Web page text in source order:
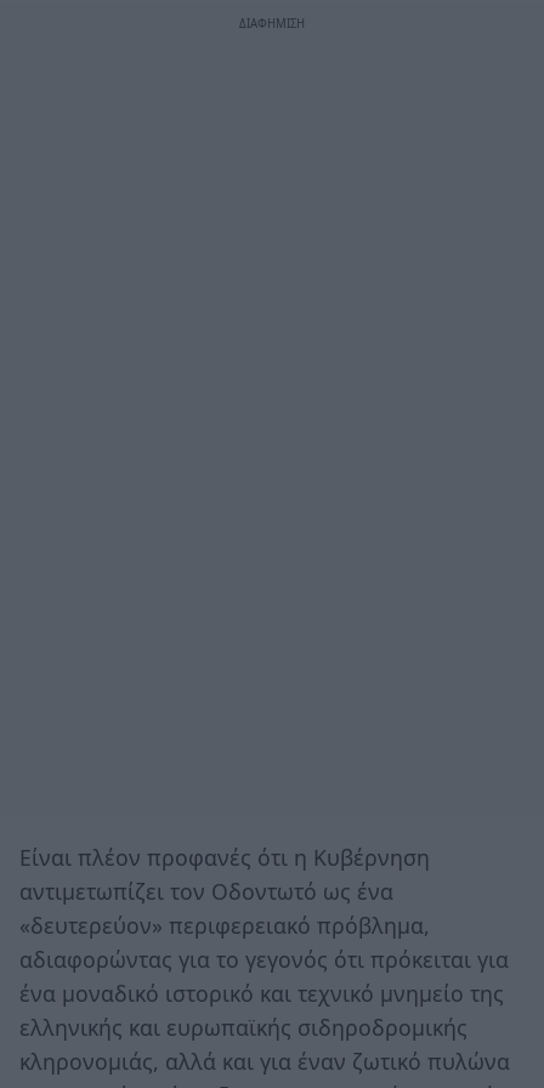
Είναι πλέον προφανές ότι η Κυβέρνηση
αντιμετωπίζει τον Οδοντωτό ως ένα
«δευτερεύον» περιφερειακό πρόβλημα,
αδιαφορώντας για το γεγονός ότι πρόκειται για
ένα μοναδικό ιστορικό και τεχνικό μνημείο της
ελληνικής και ευρωπαϊκής σιδηροδρομικής
κληρονομιάς, αλλά και για έναν ζωτικό πυλώνα